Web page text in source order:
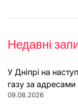
Недавні
У Дніпрі на
газу за адресами
09.08.2026